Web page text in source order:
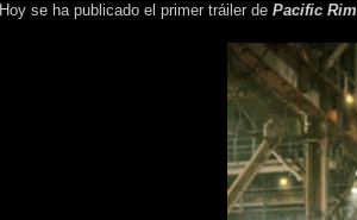
Hoy se ha publicado el primer tráiler de Pacific Rim